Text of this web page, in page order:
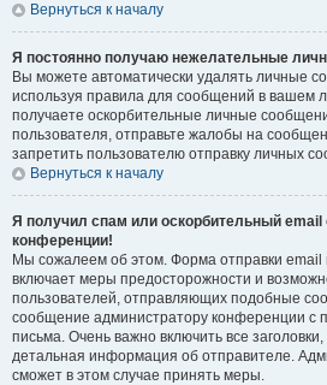
Вернуться к началу
Я постоянно получаю нежелательные
Вы можете автоматически удалять личные
используя правила для сообщений в вашем
получаете оскорбительные личные
пользователя, отправьте жалобы на
запретить пользователю отправку личных
Вернуться к началу
Я получил спам или оскорбительный email
конференции!
Мы сожалеем об этом. Форма отправки
включает меры предосторожности и
пользователей, отправляющих подобные
сообщение администратору конференции с
письма. Очень важно включить все
детальная информация об отправителе.
сможет в этом случае принять меры.